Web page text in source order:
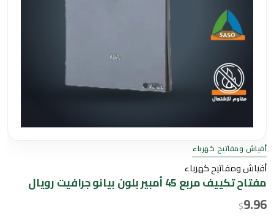
أفياش ومفاتيح كهرباء
أفياش ومفاتيح كهرباء
مفتاح تكييف مربع 45 أمبير بلون بيانو جرافيت رويال
$9.96